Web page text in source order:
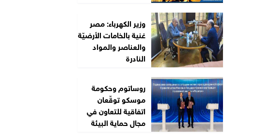
وزير الكهرباء: مصر
غنية بالخامات الأرضيّة
والعناصر والمواد
النادرة
روساتوم وحكومة
موسكو توقّعان
اتفاقية للتعاون في
مجال حماية البيئة